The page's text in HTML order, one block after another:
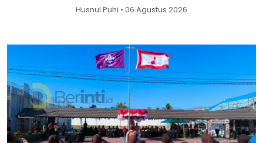
Husnul Puhi • 06 Agustus 2026